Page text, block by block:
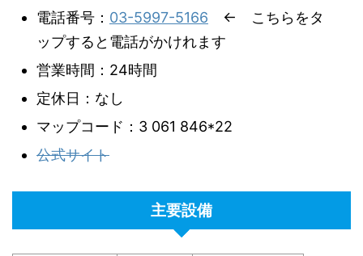
電話番号： 03-5997-5166 ← こちらをタ
ップすると電話がかけれます
営業時間：24時間
定休日：なし
マップコード：3 061 846*22
公式サイト
主要設備